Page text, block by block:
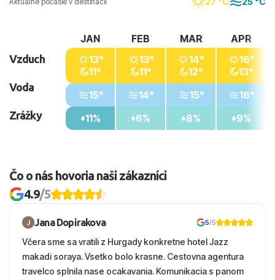
Vzduch
Voda
Zrážky
JAN
13°
11°
15°
11%
FEB
13°
11°
14°
6%
MAR
14°
12°
15°
8%
APR
16°
13°
16°
9%
Čo o nás hovoria naši zákazníci
4.9/5
Jana Dopirakova 5/5
Včera sme sa vratili z Hurgady konkretne hotel Jazz
makadi soraya. Vsetko bolo krasne. Cestovna agentura
travelco splnila nase ocakavania. Komunikacia s panom